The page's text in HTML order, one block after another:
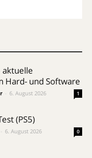
aktuelle
Hard- und Software
6. August 2026 1
(PS5)
6. August 2026 0